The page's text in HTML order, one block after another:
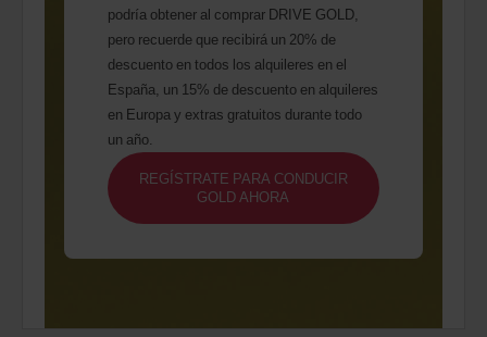
podría obtener al comprar DRIVE GOLD,
pero recuerde que recibirá un 20% de
descuento en todos los alquileres en el
España, un 15% de descuento en alquileres
en Europa y extras gratuitos durante todo
un año.
REGÍSTRATE PARA CONDUCIR
GOLD AHORA